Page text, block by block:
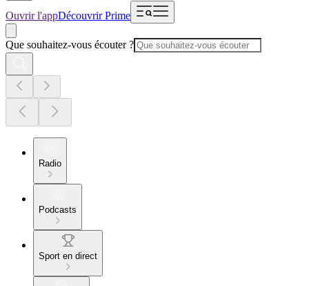
Ouvrir l'appDécouvrir Prime
Que souhaitez-vous écouter ?
Radio
Podcasts
Sport en direct